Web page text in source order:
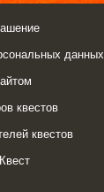
данных
квестов
квестов